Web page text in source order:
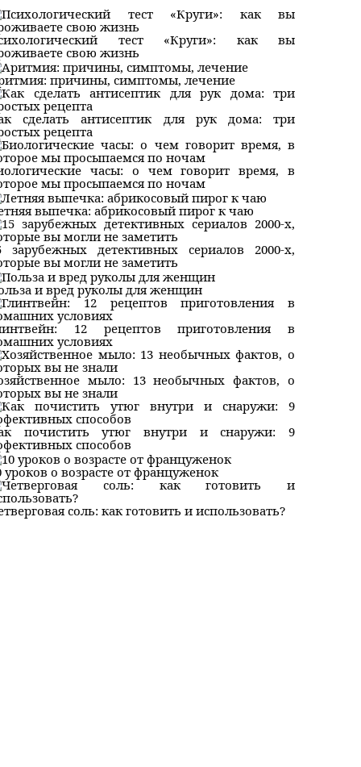
тест «Круги»: как вы
свою жизнь
причины, симптомы, лечение
сделать антисептик для рук дома: три
рецепта
часы: о чем говорит время, в
мы просыпаемся по ночам
выпечка: абрикосовый пирог к чаю
зарубежных детективных сериалов 2000-х,
вы могли не заметить
и вред руколы для женщин
12 рецептов приготовления в
условиях
мыло: 13 необычных фактов, о
вы не знали
почистить утюг внутри и снаружи: 9
способов
уроков о возрасте от француженок
соль: как готовить и использовать?